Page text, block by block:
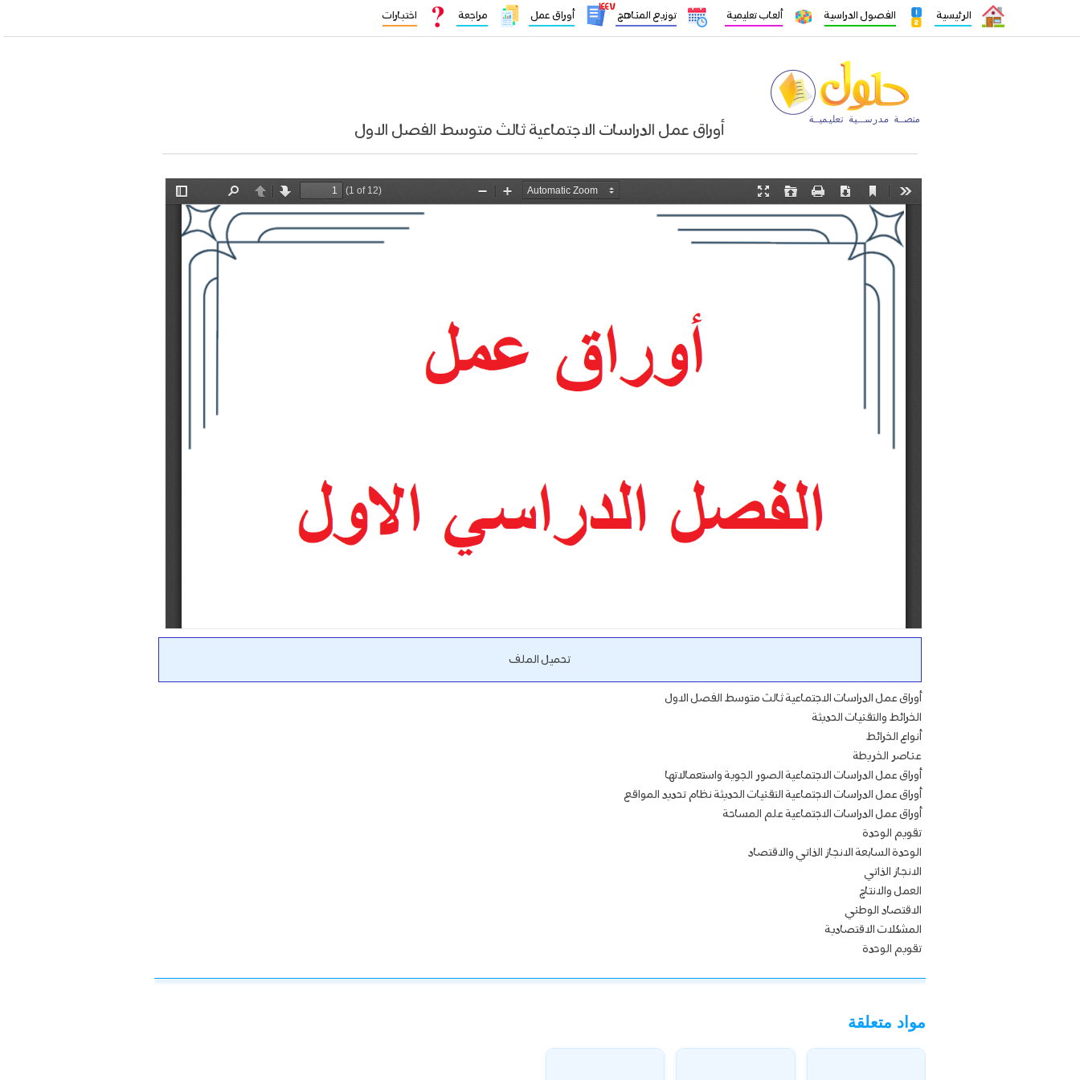
الرئيسية الفصول الدراسية ألعاب تعليمية توزيع المناهج
١٤٤٧
أوراق عمل مراجعة اختبارات
أوراق عمل الدراسات الاجتماعية ثالث متوسط الفصل الاول
تحميل الملف
أوراق عمل الدراسات الاجتماعية ثالث متوسط الفصل الاول
الخرائط والتقنيات الحديثة
أنواع الخرائط
عناصر الخريطة
أوراق عمل الدراسات الاجتماعية الصور الجوية واستعمالاتها
أوراق عمل الدراسات الاجتماعية التقنيات الحديثة نظام تحديد المواقع
أوراق عمل الدراسات الاجتماعية علم المساحة
تقويم الوحدة
الوحدة السابعة الانجاز الذاتي والاقتصاد
الانجاز الذاتي
العمل والانتاج
الاقتصاد الوطني
المشكلات الاقتصادية
تقويم الوحدة
مواد متعلقة